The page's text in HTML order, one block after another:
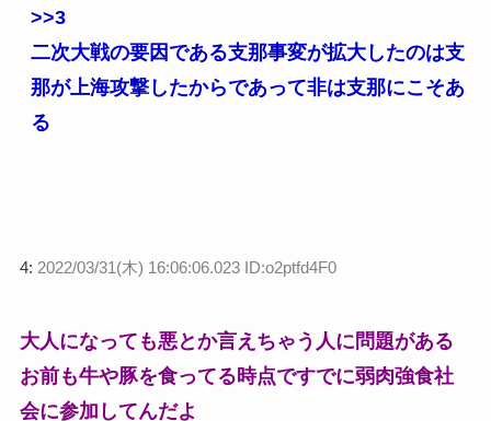
>>3
二次大戦の要因である支那事変が拡大したのは支
那が上海攻撃したからであって非は支那にこそあ
る
4: 2022/03/31(木) 16:06:06.023 ID:o2ptfd4F0
大人になっても悪とか言えちゃう人に問題がある
お前も牛や豚を食ってる時点ですでに弱肉強食社
会に参加してんだよ